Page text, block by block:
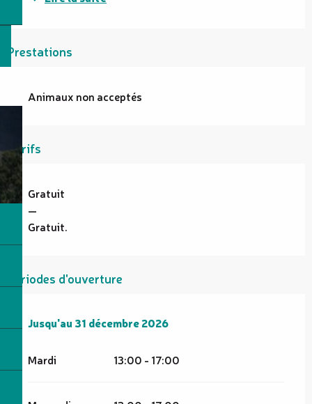
Prestations
Animaux non acceptés
Tarifs
Gratuit
—
Gratuit.
Périodes d'ouverture
Du6 janvier 2026au31 décembre 2026
Jusqu'au 31 décembre 2026
Mardi 13:00 - 17:00